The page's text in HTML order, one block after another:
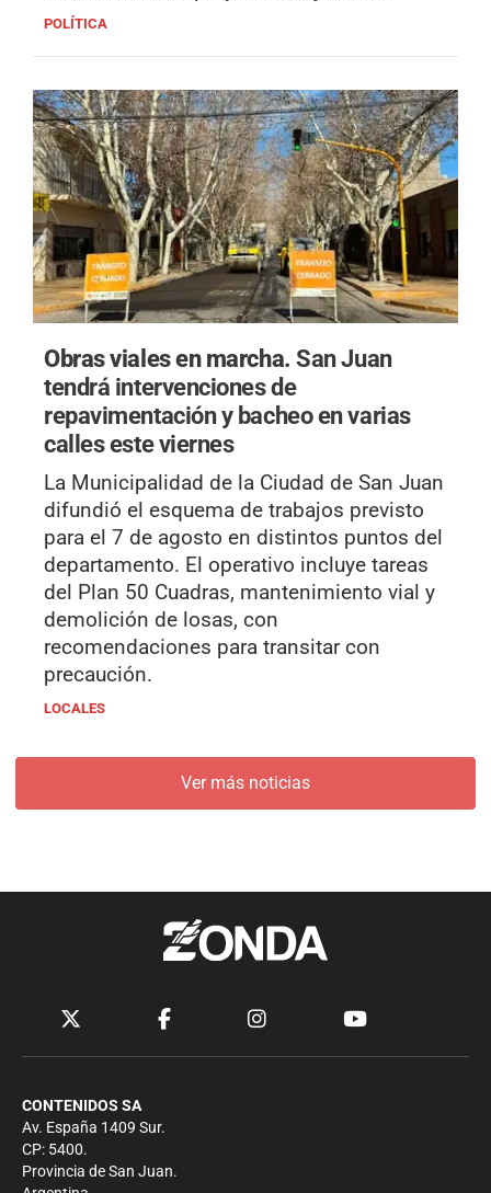
POLÍTICA
Obras viales en marcha.San Juan
tendrá intervenciones de
repavimentación y bacheo en varias
calles este viernes
La Municipalidad de la Ciudad de San Juan
difundió el esquema de trabajos previsto
para el 7 de agosto en distintos puntos del
departamento. El operativo incluye tareas
del Plan 50 Cuadras, mantenimiento vial y
demolición de losas, con
recomendaciones para transitar con
precaución.
LOCALES
Ver más noticias
CONTENIDOS SA
Av. España 1409 Sur.
CP: 5400.
Provincia de San Juan.